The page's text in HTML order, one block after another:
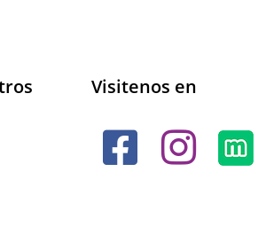
Visitenos en